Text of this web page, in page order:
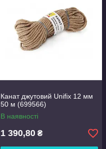
Канат джутовий Unifix 12 мм
50 м (699566)
В наявності
1 390,80 ₴